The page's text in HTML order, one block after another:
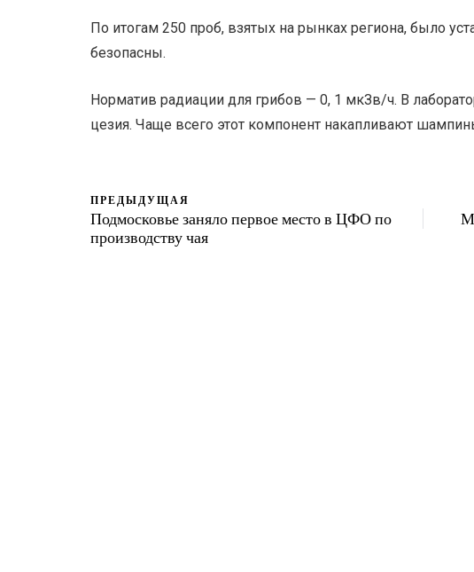
По итогам 250 проб, взятых на рынках региона, было
безопасны.
Норматив радиации для грибов — 0, 1 мкЗв/ч. В
цезия. Чаще всего этот компонент накапливают
ПРЕДЫДУЩАЯ
Подмосковье заняло первое место в ЦФО по
производству чая